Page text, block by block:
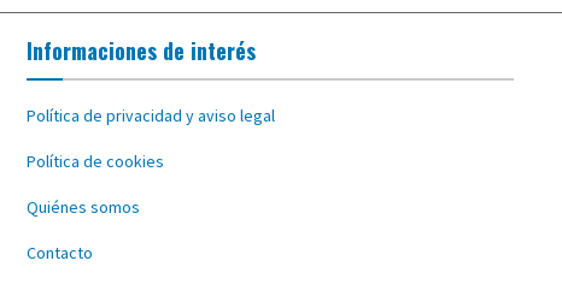
Informaciones de interés
Política de privacidad y aviso legal
Política de cookies
Quiénes somos
Contacto